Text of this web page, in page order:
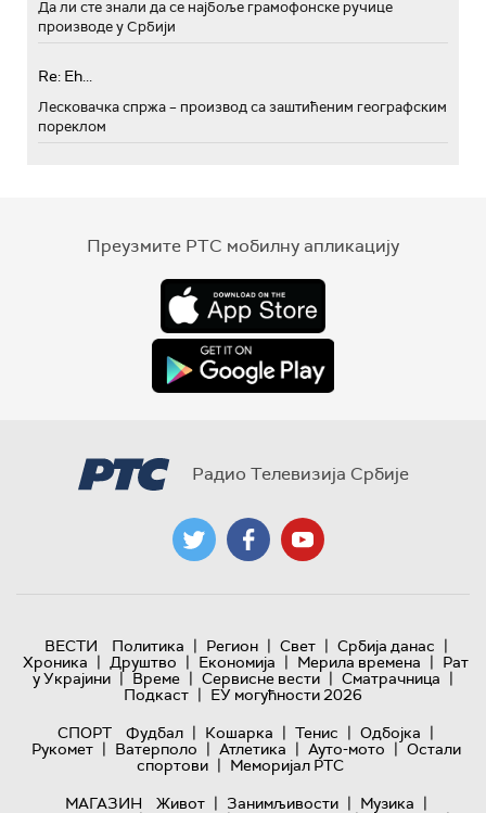
Да ли сте знали да се најбоље грамофонске ручице
производе у Србији
Re: Eh...
Лесковачка спржа – производ са заштићеним географским
пореклом
Преузмите РТС мобилну апликацију
Радио Телевизија Србије
ВЕСТИ Политика | Регион | Свет | Србија данас |
Хроника | Друштво | Економија | Мерила времена | Рат
у Украјини | Време | Сервисне вести | Сматрачница |
Подкаст | ЕУ могућности 2026
СПОРТ
Фудбал | Кошарка | Тенис | Одбојка |
Рукомет | Ватерполо | Атлетика | Ауто-мото | Остали
спортови | Меморијал РТС
МАГАЗИН
Живот | Занимљивости | Музика |